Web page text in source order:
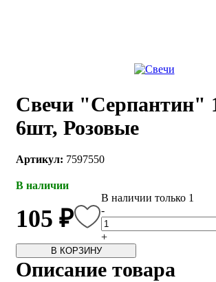
106
256-54-
Свечи "Серпантин"
6шт, Розовые
Артикул: 7597550
В наличии
105 ₽
В наличии только 1
-
+
В КОРЗИНУ
Описание товара